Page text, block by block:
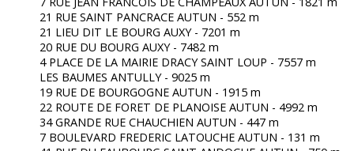
21 RUE SAINT PANCRACE AUTUN - 552 m
21 LIEU DIT LE BOURG AUXY - 7201 m
20 RUE DU BOURG AUXY - 7482 m
4 PLACE DE LA MAIRIE DRACY SAINT LOUP - 7557 m
LES BAUMES ANTULLY - 9025 m
19 RUE DE BOURGOGNE AUTUN - 1915 m
22 ROUTE DE FORET DE PLANOISE AUTUN - 4992 m
34 GRANDE RUE CHAUCHIEN AUTUN - 447 m
7 BOULEVARD FREDERIC LATOUCHE AUTUN - 131 m